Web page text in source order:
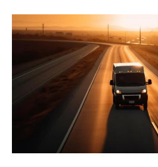
Alagoas
você
precisa
conhecer